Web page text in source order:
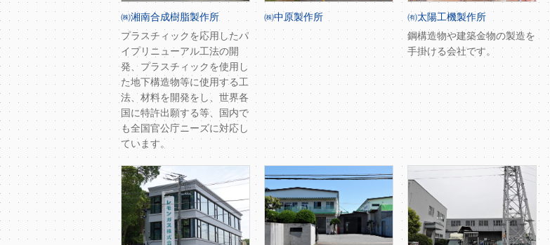
㈱湘南合成樹脂製作所
プラスチィックを応用したパ
イプリニューアル工法の開
発、プラスチィックを使用し
た地下構造物等に使用する工
法、材料を開発をし、世界各
国に特許出願する等、国内で
も全国官公庁ニーズに対応し
ています。
㈱中原製作所
㈲太陽工機製作所
鋼構造物や建築金物の製造を
手掛ける会社です。